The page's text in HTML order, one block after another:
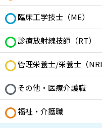
臨床工学技士（ME）
診療放射線技師（RT）
管理栄養士/栄養士（
その他・医療介護職
福祉・介護職